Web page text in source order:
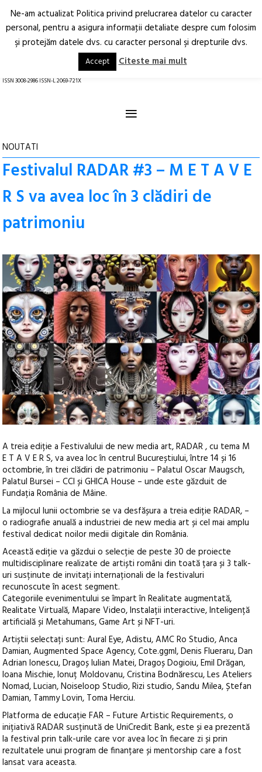
Arhitectură.
Oraș.
RO EN
ISSN 3008-2986 ISSN-L 2069-721X
≡
NOUTATI
Festivalul RADAR #3 – M E T A V E
R S va avea loc în 3 clădiri de
patrimoniu
A treia ediție a Festivalului de new media art, RADAR , cu tema M
E T A V E R S, va avea loc în centrul Bucureștiului, între 14 și 16
octombrie, în trei clădiri de patrimoniu – Palatul Oscar Maugsch,
Palatul Bursei – CCI și GHICA House – unde este găzduit de
Fundația România de Mâine.
La mijlocul lunii octombrie se va desfășura a treia ediție RADAR, –
o radiografie anuală a industriei de new media art și cel mai amplu
festival dedicat noilor medii digitale din România.
Această ediție va găzdui o selecție de peste 30 de proiecte
multidisciplinare realizate de artiști români din toată țara și 3 talk-
uri susținute de invitați internaționali de la festivaluri
recunoscute în acest segment.
Categoriile evenimentului se împart în Realitate augmentată,
Realitate Virtuală, Mapare Video, Instalații interactive, Inteligență
artificială și Metahumans, Game Art și NFT-uri.
Artiștii selectați sunt: Aural Eye, Adistu, AMC Ro Studio, Anca
Damian, Augmented Space Agency, Cote.ggml, Denis Flueraru, Dan
Adrian Ionescu, Dragoș Iulian Matei, Dragoș Dogioiu, Emil Drăgan,
Ioana Mischie, Ionuț Moldovanu, Cristina Bodnărescu, Les Ateliers
Nomad, Lucian, Noiseloop Studio, Rizi studio, Sandu Milea, Ștefan
Damian, Tammy Lovin, Toma Herciu.
Platforma de educație FAR – Future Artistic Requirements, o
inițiativă RADAR susținută de UniCredit Bank, este și ea prezentă
la festival prin talk-urile care vor avea loc în fiecare zi și prin
rezultatele unui program de finanțare și mentorship care a fost
lansat vara aceasta.
Ne-am actualizat Politica privind prelucrarea datelor cu caracter
personal, pentru a asigura informaţii detaliate despre cum folosim
şi protejăm datele dvs. cu caracter personal şi drepturile dvs.
Accept Citeste mai mult